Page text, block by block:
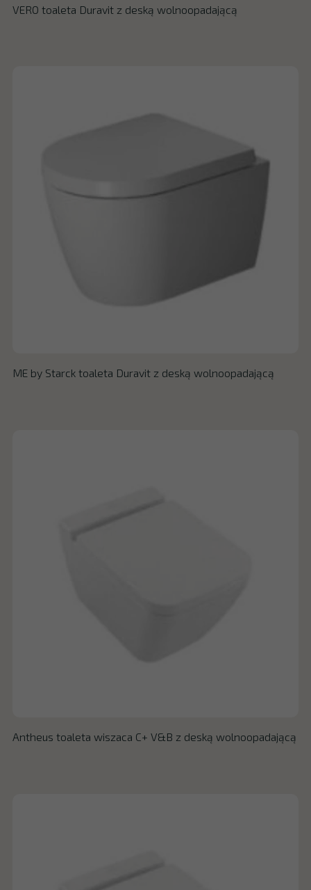
VERO toaleta Duravit z deską wolnoopadającą
ME by Starck toaleta Duravit z deską wolnoopadającą
Antheus toaleta wiszaca C+ V&B z deską wolnoopadającą